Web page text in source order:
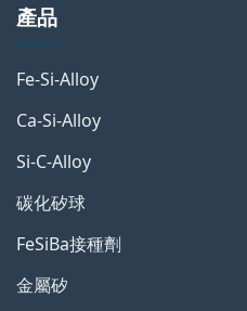
產品
Fe-Si-Alloy
Ca-Si-Alloy
Si-C-Alloy
碳化矽球
FeSiBa接種劑
金屬矽